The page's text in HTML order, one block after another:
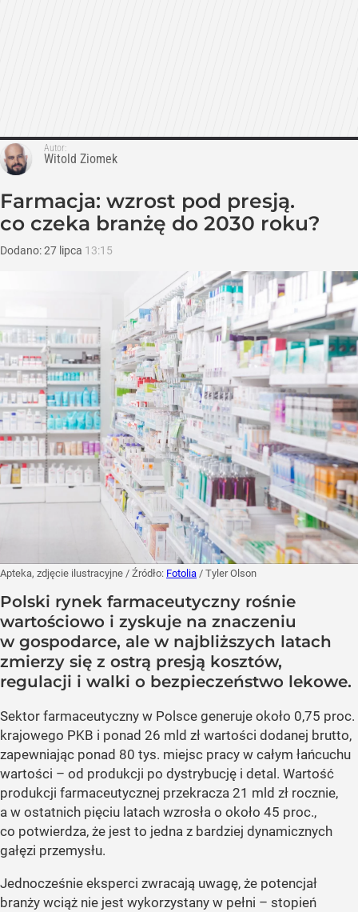
Autor:
Witold Ziomek
Farmacja: wzrost pod presją.
co czeka branżę do 2030 roku?
Dodano:27 lipca 13:15
Apteka, zdjęcie ilustracyjne / Źródło: Fotolia / Tyler Olson
Polski rynek farmaceutyczny rośnie
wartościowo i zyskuje na znaczeniu
w gospodarce, ale w najbliższych latach
zmierzy się z ostrą presją kosztów,
regulacji i walki o bezpieczeństwo lekowe.
Sektor farmaceutyczny w Polsce generuje około 0,75 proc.
krajowego PKB i ponad 26 mld zł wartości dodanej brutto,
zapewniając ponad 80 tys. miejsc pracy w całym łańcuchu
wartości – od produkcji po dystrybucję i detal. Wartość
produkcji farmaceutycznej przekracza 21 mld zł rocznie,
a w ostatnich pięciu latach wzrosła o około 45 proc.,
co potwierdza, że jest to jedna z bardziej dynamicznych
gałęzi przemysłu.
Jednocześnie eksperci zwracają uwagę, że potencjał
branży wciąż nie jest wykorzystany w pełni – stopień